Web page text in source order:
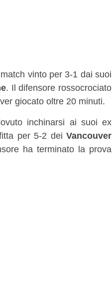
vinto per 3-1 dai suoi
. Il difensore rossocrociato
giocato oltre 20 minuti.
inchinarsi ai suoi ex
per 5-2 deiVancouver
ha terminato la prova